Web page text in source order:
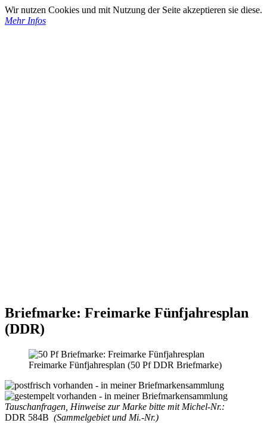
Wir nutzen Cookies und mit Nutzung der Seite akzeptieren sie diese.
Mehr Infos
Briefmarke: Freimarke Fünfjahresplan
(DDR)
Freimarke Fünfjahresplan (50 Pf DDR Briefmarke)
Tauschanfragen, Hinweise zur Marke bitte mit Michel-Nr.:
DDR 584B (Sammelgebiet und Mi.-Nr.)